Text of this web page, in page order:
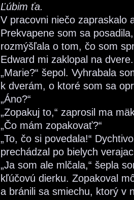
Ľúbim ťa.
V pracovni niečo zapraskalo
Prekvapene som sa
rozmýšľala o tom, čo som
Edward mi zaklopal na dvere.
„Marie?“ šepol. Vyhrabala
k dverám, o ktoré som sa
„Áno?“
„Zopakuj to,“ zaprosil ma
„Čo mám zopakovať?“
„To, čo si povedala!“
prechádzal po bielych
„Ja som ale mlčala,“ šepla
kľúčovú dierku. Zopakoval
a bránili sa smiechu, ktorý v